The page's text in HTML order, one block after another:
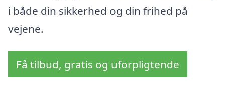
i både din sikkerhed og din frihed på
vejene.
Få tilbud, gratis og uforpligtende